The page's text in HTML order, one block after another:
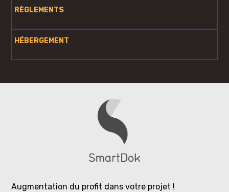
RÈGLEMENTS
HÉBERGEMENT
Augmentation du profit dans votre projet !